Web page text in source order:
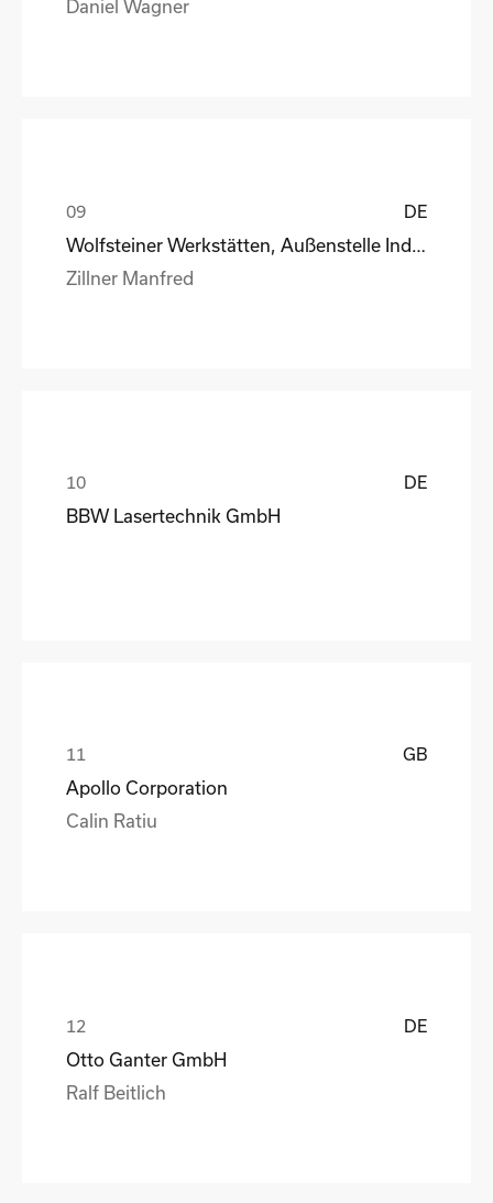
Daniel Wagner
DE
Zillner Manfred
DE
BBW Lasertechnik GmbH
GB
Apollo Corporation
Calin Ratiu
DE
Otto Ganter GmbH
Ralf Beitlich